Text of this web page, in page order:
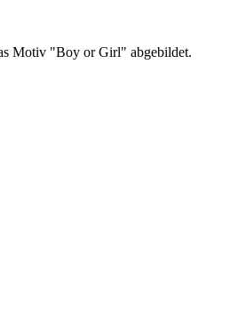
Motiv "Boy or Girl" abgebildet.